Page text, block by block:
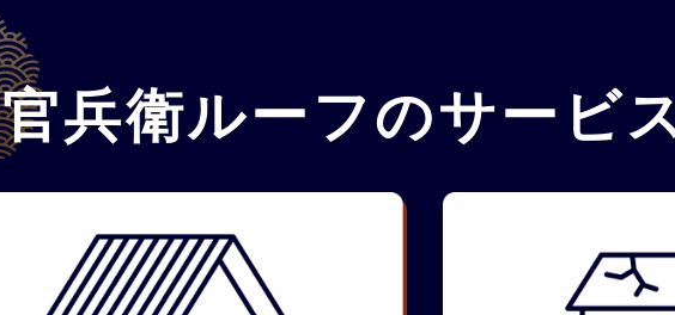
官兵衛ルーフのサービ